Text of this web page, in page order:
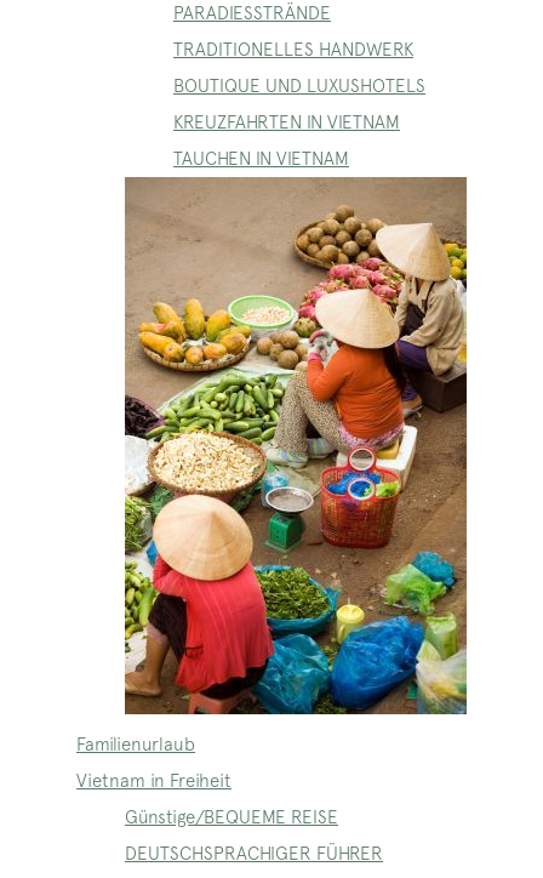
PARADIESSTRÄNDE
TRADITIONELLES HANDWERK
BOUTIQUE UND LUXUSHOTELS
KREUZFAHRTEN IN VIETNAM
TAUCHEN IN VIETNAM
Familienurlaub
Vietnam in Freiheit
Günstige/BEQUEME REISE
DEUTSCHSPRACHIGER FÜHRER